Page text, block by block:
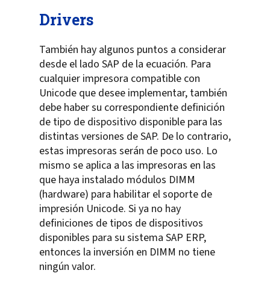
Drivers
También hay algunos puntos a considerar
desde el lado SAP de la ecuación. Para
cualquier impresora compatible con
Unicode que desee implementar, también
debe haber su correspondiente definición
de tipo de dispositivo disponible para las
distintas versiones de SAP. De lo contrario,
estas impresoras serán de poco uso. Lo
mismo se aplica a las impresoras en las
que haya instalado módulos DIMM
(hardware) para habilitar el soporte de
impresión Unicode. Si ya no hay
definiciones de tipos de dispositivos
disponibles para su sistema SAP ERP,
entonces la inversión en DIMM no tiene
ningún valor.